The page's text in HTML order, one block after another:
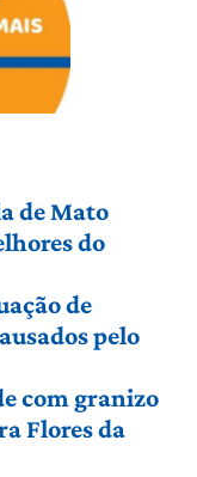
de Mato
do
de
pelo
com granizo
Flores da